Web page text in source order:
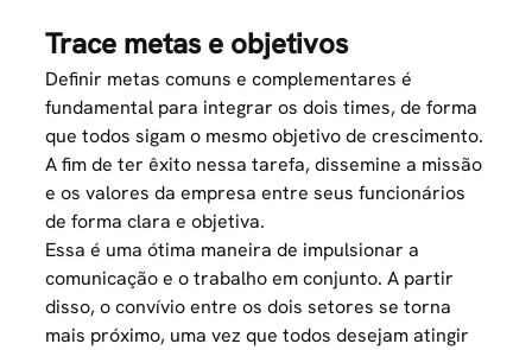
Trace metas e objetivos
Definir metas comuns e complementares é
fundamental para integrar os dois times, de forma
que todos sigam o mesmo objetivo de crescimento.
A fim de ter êxito nessa tarefa, dissemine a missão
e os valores da empresa entre seus funcionários
de forma clara e objetiva.
Essa é uma ótima maneira de impulsionar a
comunicação e o trabalho em conjunto. A partir
disso, o convívio entre os dois setores se torna
mais próximo, uma vez que todos desejam atingir